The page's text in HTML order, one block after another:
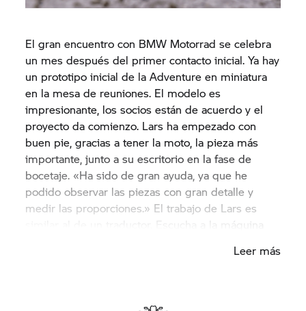
El gran encuentro con BMW Motorrad se celebra
un mes después del primer contacto inicial. Ya hay
un prototipo inicial de la Adventure en miniatura
en la mesa de reuniones. El modelo es
impresionante, los socios están de acuerdo y el
proyecto da comienzo. Lars ha empezado con
buen pie, gracias a tener la moto, la pieza más
importante, junto a su escritorio en la fase de
bocetaje. «Ha sido de gran ayuda, ya que he
podido observar las piezas con gran detalle y
medir las proporciones.» El trabajo de Lars es
similar al de un traductor. Escucha a la máquina
moto de metal, medita sobre ellas y las traduce al
Leer más